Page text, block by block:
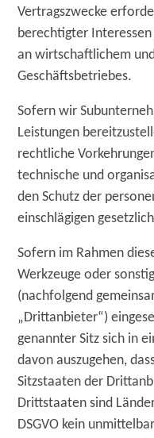
Vertragszwecke
berechtigter
an wirtschaftlichem
Geschäftsbetriebes.
Sofern wir
Leistungen
rechtliche
technische und
den Schutz der
einschlägigen
Sofern im Rahmen
Werkzeuge oder
(nachfolgend
„Drittanbieter“)
genannter Sitz sich in
davon auszugehen,
Sitzstaaten der
Drittstaaten sind
DSGVO kein